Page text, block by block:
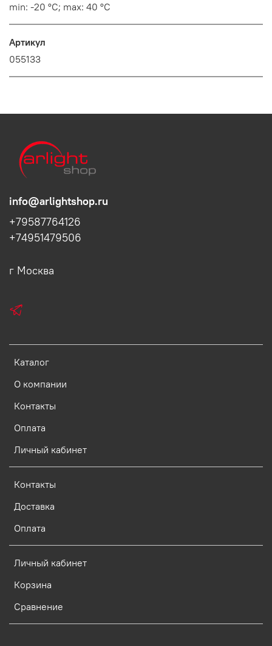
min: -20 °C; max: 40 °C
Артикул
055133
Каталог
О компании
Контакты
Оплата
Личный кабинет
Контакты
Доставка
Оплата
Личный кабинет
Корзина
Сравнение
info@arlightshop.ru
+79587764126
+74951479506
г Москва